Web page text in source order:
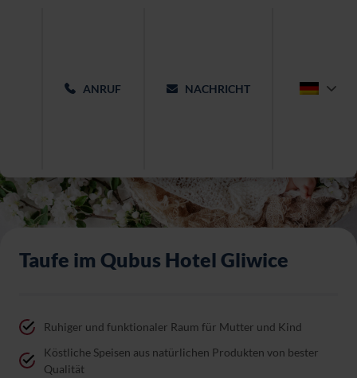
ANRUF NACHRICHT
Taufe im Qubus Hotel Gliwice
Ruhiger und funktionaler Raum für Mutter und Kind
Köstliche Speisen aus natürlichen Produkten von bester
Qualität